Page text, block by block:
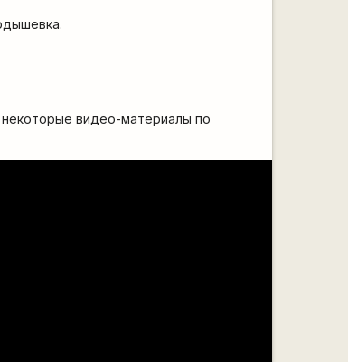
видео-материалы по